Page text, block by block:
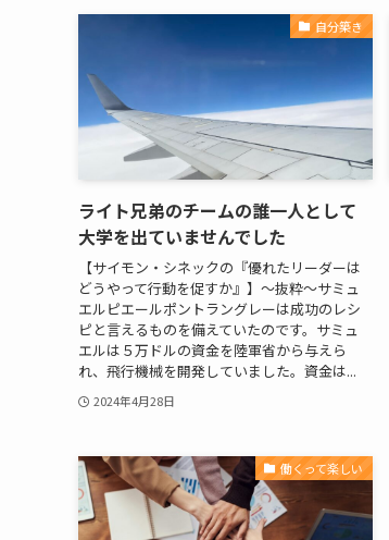
自分築き
ライト兄弟のチームの誰一人として
大学を出ていませんでした
【サイモン・シネックの『優れたリーダーは
どうやって行動を促すか』】～抜粋～サミュ
エルピエールポントラングレーは成功のレシ
ピと言えるものを備えていたのです。サミュ
エルは５万ドルの資金を陸軍省から与えら
れ、飛行機械を開発していました。資金は...
2024年4月28日
働くって楽しい